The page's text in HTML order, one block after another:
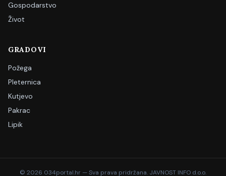
Gospodarstvo
Život
GRADOVI
Požega
Pleternica
Kutjevo
Pakrac
Lipik
© 2026 034portal.hr — Sva prava pridržana. JAVNOST INFO d.o.o.